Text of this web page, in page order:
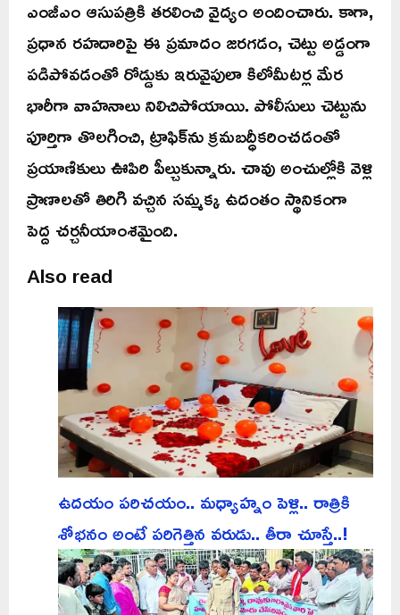
ఎంజీఎం ఆసుపత్రికి తరలించి వైద్యం అందించారు. కాగా,
ప్రధాన రహదారిపై ఈ ప్రమాదం జరగడం, చెట్టు అడ్డంగా
పడిపోవడంతో రోడ్డుకు ఇరువైపులా కిలోమీటర్ల మేర
భారీగా వాహనాలు నిలిచిపోయాయి. పోలీసులు చెట్టును
పూర్తిగా తొలగించి, ట్రాఫిక్‌ను క్రమబద్ధీకరించడంతో
ప్రయాణికులు ఊపిరి పీల్చుకున్నారు. చావు అంచుల్లోకి వెళ్లి
ప్రాణాలతో తిరిగి వచ్చిన సమ్మక్క ఉదంతం స్థానికంగా
పెద్ద చర్చనీయాంశమైంది.
Also read
ఉదయం పరిచయం.. మధ్యాహ్నం పెళ్లి.. రాత్రికి
శోభనం అంటే పరిగెత్తిన వరుడు.. తీరా చూస్తే..!